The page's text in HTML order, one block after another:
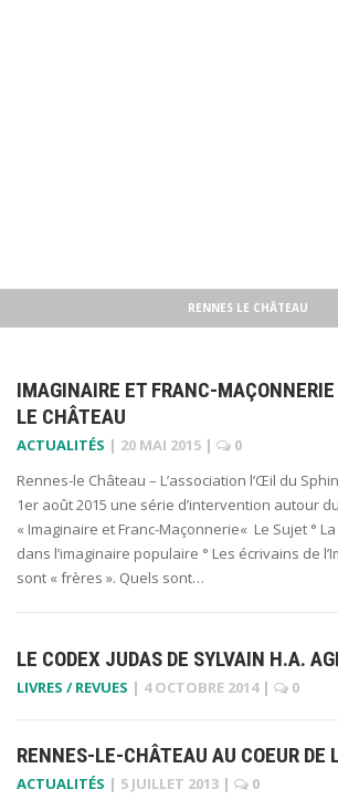
RENNES LE CHÂTEAU
IMAGINAIRE ET FRANC-
LE CHÂTEAU
ACTUALITÉS | 20 MAI 2015 |
0
Rennes-le Château – L’association l’Œil du
1er août 2015 une série d’intervention autour
« Imaginaire et Franc-Maçonnerie« Le Sujet °
dans l’imaginaire populaire ° Les écrivains de
sont « frères ». Quels sont…
LE CODEX JUDAS DE SYLVAIN H.A.
LIVRES / REVUES | 4 OCTOBRE 2014 | 0
RENNES-LE-CHÂTEAU AU COEUR DE
ACTUALITÉS | 5 JUILLET 2013 | 0